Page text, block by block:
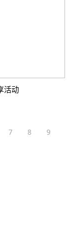
活动
7 8
9